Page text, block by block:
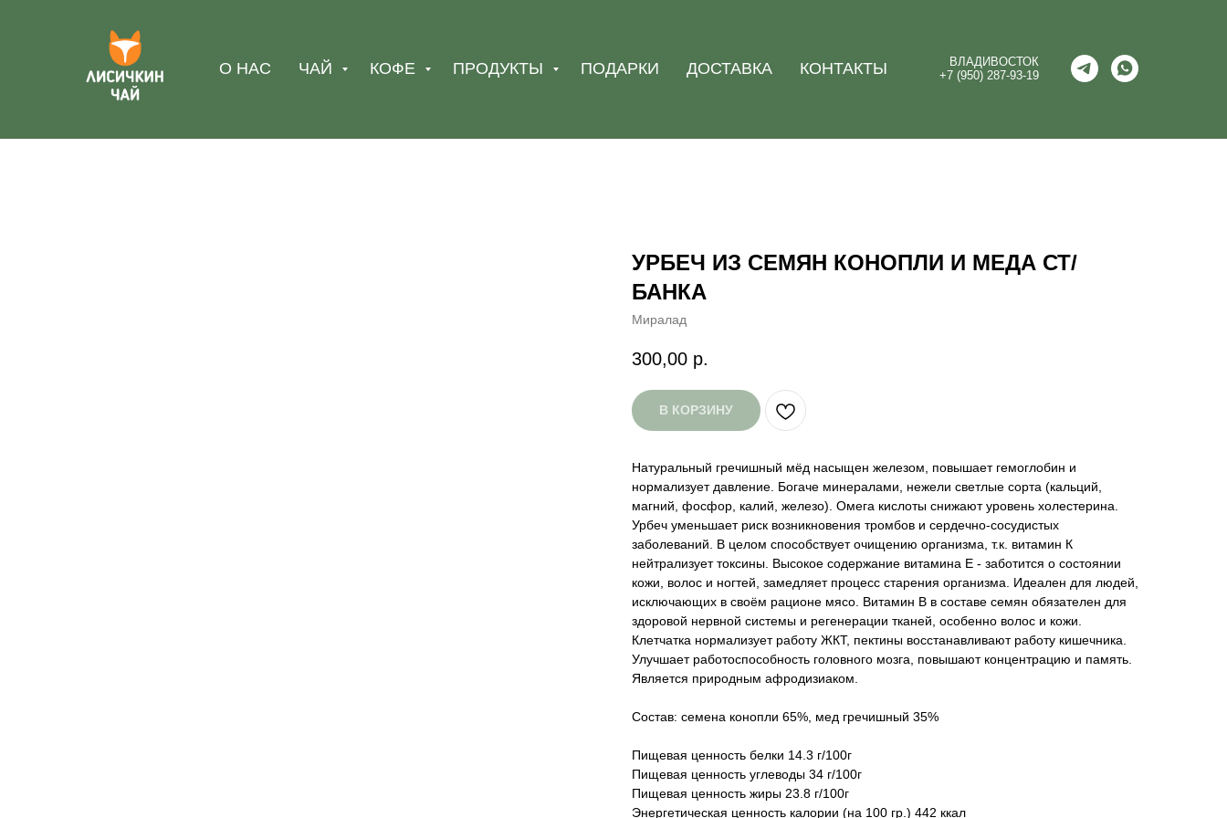
О НАС ЧАЙ КОФЕ ПРОДУКТЫ ПОДАРКИ ДОСТАВКА КОНТАКТЫ
ВЛАДИВОСТОК
+7 (950) 287-93-19
УРБЕЧ ИЗ СЕМЯН КОНОПЛИ И МЕДА СТ/
БАНКА
Миралад
300,00 р.
В КОРЗИНУ
Натуральный гречишный мёд насыщен железом, повышает гемоглобин и
нормализует давление. Богаче минералами, нежели светлые сорта (кальций,
магний, фосфор, калий, железо). Омега кислоты снижают уровень холестерина.
Урбеч уменьшает риск возникновения тромбов и сердечно-сосудистых
заболеваний. В целом способствует очищению организма, т.к. витамин К
нейтрализует токсины. Высокое содержание витамина Е - заботится о состоянии
кожи, волос и ногтей, замедляет процесс старения организма. Идеален для людей,
исключающих в своём рационе мясо. Витамин В в составе семян обязателен для
здоровой нервной системы и регенерации тканей, особенно волос и кожи.
Клетчатка нормализует работу ЖКТ, пектины восстанавливают работу кишечника.
Улучшает работоспособность головного мозга, повышают концентрацию и память.
Является природным афродизиаком.
Состав: семена конопли 65%, мед гречишный 35%
Пищевая ценность белки 14.3 г/100г
Пищевая ценность углеводы 34 г/100г
Пищевая ценность жиры 23.8 г/100г
Энергетическая ценность калории (на 100 гр.) 442 ккал